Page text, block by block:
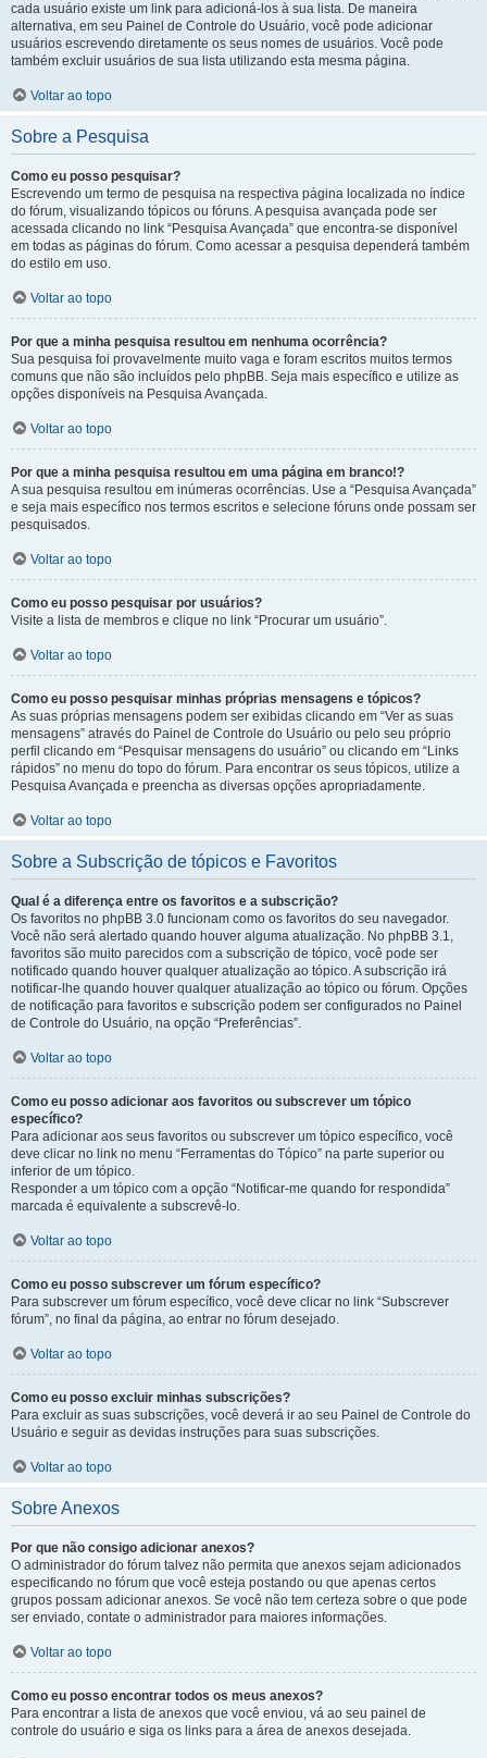
cada usuário existe um link para adicioná-los à sua lista. De maneira
alternativa, em seu Painel de Controle do Usuário, você pode adicionar
usuários escrevendo diretamente os seus nomes de usuários. Você pode
também excluir usuários de sua lista utilizando esta mesma página.
Voltar ao topo
Sobre a Pesquisa
Como eu posso pesquisar?
Escrevendo um termo de pesquisa na respectiva página localizada no índice
do fórum, visualizando tópicos ou fóruns. A pesquisa avançada pode ser
acessada clicando no link “Pesquisa Avançada” que encontra-se disponível
em todas as páginas do fórum. Como acessar a pesquisa dependerá também
do estilo em uso.
Voltar ao topo
Por que a minha pesquisa resultou em nenhuma ocorrência?
Sua pesquisa foi provavelmente muito vaga e foram escritos muitos termos
comuns que não são incluídos pelo phpBB. Seja mais específico e utilize as
opções disponíveis na Pesquisa Avançada.
Voltar ao topo
Por que a minha pesquisa resultou em uma página em branco!?
A sua pesquisa resultou em inúmeras ocorrências. Use a “Pesquisa Avançada”
e seja mais específico nos termos escritos e selecione fóruns onde possam ser
pesquisados.
Voltar ao topo
Como eu posso pesquisar por usuários?
Visite a lista de membros e clique no link “Procurar um usuário”.
Voltar ao topo
Como eu posso pesquisar minhas próprias mensagens e tópicos?
As suas próprias mensagens podem ser exibidas clicando em “Ver as suas
mensagens” através do Painel de Controle do Usuário ou pelo seu próprio
perfil clicando em “Pesquisar mensagens do usuário” ou clicando em “Links
rápidos” no menu do topo do fórum. Para encontrar os seus tópicos, utilize a
Pesquisa Avançada e preencha as diversas opções apropriadamente.
Voltar ao topo
Sobre a Subscrição de tópicos e Favoritos
Qual é a diferença entre os favoritos e a subscrição?
Os favoritos no phpBB 3.0 funcionam como os favoritos do seu navegador.
Você não será alertado quando houver alguma atualização. No phpBB 3.1,
favoritos são muito parecidos com a subscrição de tópico, você pode ser
notificado quando houver qualquer atualização ao tópico. A subscrição irá
notificar-lhe quando houver qualquer atualização ao tópico ou fórum. Opções
de notificação para favoritos e subscrição podem ser configurados no Painel
de Controle do Usuário, na opção “Preferências”.
Voltar ao topo
Como eu posso adicionar aos favoritos ou subscrever um tópico
específico?
Para adicionar aos seus favoritos ou subscrever um tópico específico, você
deve clicar no link no menu “Ferramentas do Tópico” na parte superior ou
inferior de um tópico.
Responder a um tópico com a opção “Notificar-me quando for respondida”
marcada é equivalente a subscrevê-lo.
Voltar ao topo
Como eu posso subscrever um fórum específico?
Para subscrever um fórum específico, você deve clicar no link “Subscrever
fórum”, no final da página, ao entrar no fórum desejado.
Voltar ao topo
Como eu posso excluir minhas subscrições?
Para excluir as suas subscrições, você deverá ir ao seu Painel de Controle do
Usuário e seguir as devidas instruções para suas subscrições.
Voltar ao topo
Sobre Anexos
Por que não consigo adicionar anexos?
O administrador do fórum talvez não permita que anexos sejam adicionados
especificando no fórum que você esteja postando ou que apenas certos
grupos possam adicionar anexos. Se você não tem certeza sobre o que pode
ser enviado, contate o administrador para maiores informações.
Voltar ao topo
Como eu posso encontrar todos os meus anexos?
Para encontrar a lista de anexos que você enviou, vá ao seu painel de
controle do usuário e siga os links para a área de anexos desejada.